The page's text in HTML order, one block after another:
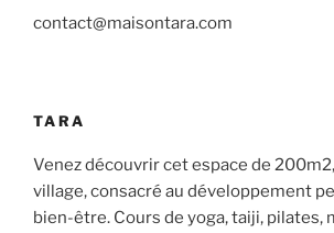
contact@maisontara.com
TARA
Venez découvrir cet espace de
village, consacré au développement
bien-être. Cours de yoga, taiji, pilates,